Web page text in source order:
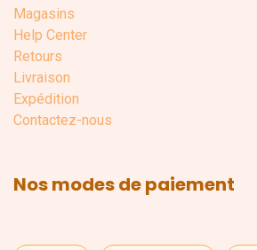
Magasins
Help Center
Retours
Livraison
Expédition
Contactez-nous
Nos modes de paiement